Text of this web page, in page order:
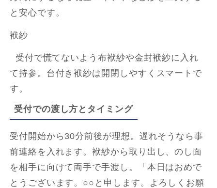
と安心です。
袱紗
受付で慌てないよう布袱紗や金封袱紗に入れ
て持参。台付き袱紗は開閉しやすくスマートで
す。
受付での渡し方とタイミング
受付開始から30分前後が理想。遅れそうなら事
前連絡を入れます。袱紗から取り出し、のし面
を相手に向けて両手で手渡し。「本日はおめで
とうございます。○○と申します。よろしくお願